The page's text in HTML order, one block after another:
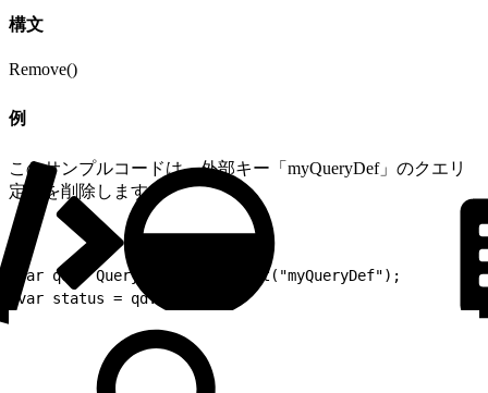
構文
Remove()
例
このサンプルコードは、外部キー「myQueryDef」のクエリ
定義を削除します。
var qd = QueryDefinition.Init("myQueryDef");
var status = qd.Remove();